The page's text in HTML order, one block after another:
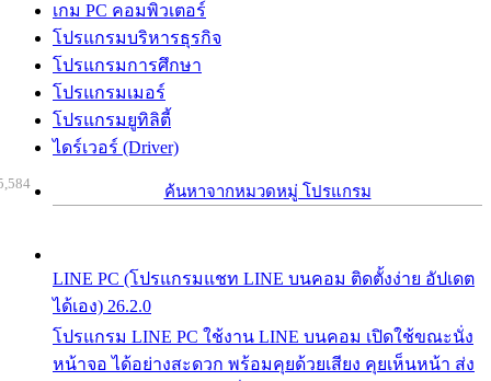
เกม PC คอมพิวเตอร์
โปรแกรมบริหารธุรกิจ
โปรแกรมการศึกษา
โปรแกรมเมอร์
โปรแกรมยูทิลิตี้
ไดร์เวอร์ (Driver)
ค้นหาจากหมวดหมู่ โปรแกรม
LINE PC (โปรแกรมแชท LINE บนคอม ติดตั้งง่าย อัปเดต
ได้เอง) 26.2.0
โปรแกรม LINE PC ใช้งาน LINE บนคอม เปิดใช้ขณะนั่ง
หน้าจอ ได้อย่างสะดวก พร้อมคุยด้วยเสียง คุยเห็นหน้า ส่ง